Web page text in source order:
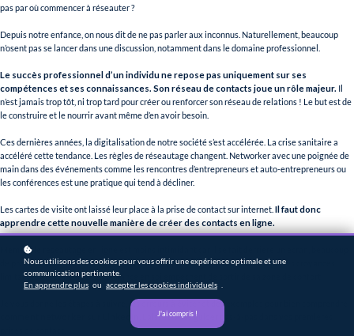
pas par où commencer à réseauter ?
Depuis notre enfance, on nous dit de ne pas parler aux inconnus. Naturellement, beaucoup
n’osent pas se lancer dans une discussion, notamment dans le domaine professionnel.
Le succès professionnel d’un individu ne repose pas uniquement sur ses
compétences et ses connaissances. Son réseau de contacts joue un rôle majeur. Il
n’est jamais trop tôt, ni trop tard pour créer ou renforcer son réseau de relations ! Le but est de
le construire et le nourrir avant même d’en avoir besoin.
Ces dernières années, la digitalisation de notre société s’est accélérée. La crise sanitaire a
accéléré cette tendance. Les règles de réseautage changent. Networker avec une poignée de
main dans des événements comme les rencontres d’entrepreneurs et auto-entrepreneurs ou
les conférences est une pratique qui tend à décliner.
Les cartes de visite ont laissé leur place à la prise de contact sur internet. Il faut donc
apprendre cette nouvelle manière de créer des contacts en ligne.
Même si le réseautage en ligne est moins intimidant car il se fait derrière un écran, beaucoup
de professionnels ne savent pas comment s’y prendre. Il arrive souvent que les croyances
limitantes et le manque de confiance en soi empêchent de sortir de sa zone de confort.
Je vous donne les étapes à suivre, les erreurs à éviter et des exemples pour bien comprendre
. Laissez-vous guider pas-à-pas dans vos premières
Nous utilisons des cookies pour vous offrir une expérience optimale et une
communication pertinente.
En apprendre plus ou accepter les cookies individuels
J'ai compris !